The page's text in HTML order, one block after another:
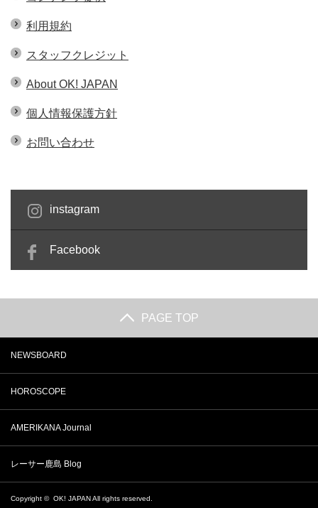
利用規約
スタッフクレジット
About OK! JAPAN
個人情報保護方針
お問い合わせ
instagram
Facebook
PAGE TOP
NEWSBOARD
HOROSCOPE
AMERIKANA Journal
レーサー鹿島 Blog
Copyright © OK! JAPANAll rights reserved.